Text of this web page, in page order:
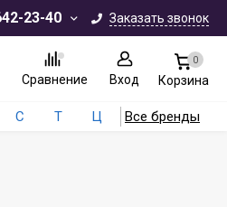
23-40 Заказать звонок
Сравнение Вход
0
Корзина
С Т Ц Все бренды